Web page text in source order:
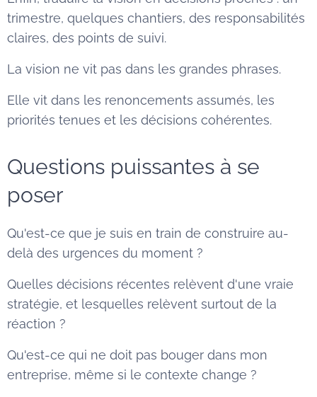
trimestre, quelques chantiers, des responsabilités
claires, des points de suivi.
La vision ne vit pas dans les grandes phrases.
Elle vit dans les renoncements assumés, les
priorités tenues et les décisions cohérentes.
Questions puissantes à se
poser
Qu'est-ce que je suis en train de construire au-
delà des urgences du moment ?
Quelles décisions récentes relèvent d'une vraie
stratégie, et lesquelles relèvent surtout de la
réaction ?
Qu'est-ce qui ne doit pas bouger dans mon
entreprise, même si le contexte change ?